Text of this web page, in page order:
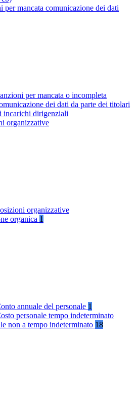
per mancata comunicazione dei dati
per mancata o incompleta
dei dati da parte dei titolari
incarichi dirigenziali
organizzative
organizzative
organica 1
annuale del personale 1
personale tempo indeterminato
non a tempo indeterminato 18